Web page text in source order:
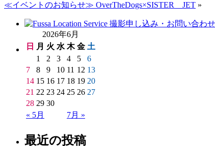
≪イベントのお知らせ≫ OverTheDogs×SISTER JET »
2026年6月
日
月 火 水 木 金 土
1
2 3 4 5
6
7
8 9 10 11 12 13
14 15 16 17 18 19 20
21 22 23 24 25 26 27
28 29 30
« 5月
7月 »
最近の投稿